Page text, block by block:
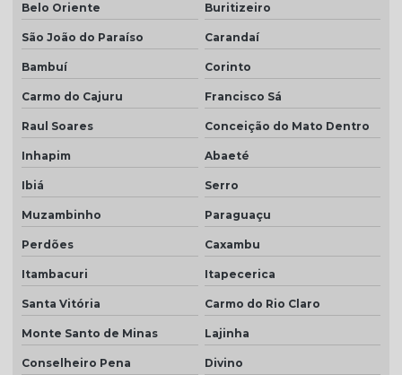
Belo Oriente Buritizeiro
São João do Paraíso Carandaí
Bambuí Corinto
Carmo do Cajuru Francisco Sá
Raul Soares Conceição do Mato Dentro
Inhapim Abaeté
Ibiá Serro
Muzambinho Paraguaçu
Perdões Caxambu
Itambacuri Itapecerica
Santa Vitória Carmo do Rio Claro
Monte Santo de Minas Lajinha
Conselheiro Pena Divino